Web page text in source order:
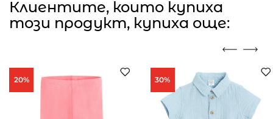
Клиентите, които купиха
този продукт, купиха още:
20% 30%